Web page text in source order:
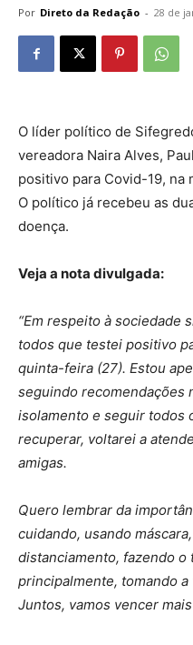
Por Direto da Redação - 28 de
O líder político de
vereadora Naira Alves,
positivo para Covid-19, na
O político já recebeu as
doença.
Veja a nota divulgada:
“Em respeito à sociedade
todos que testei positivo
quinta-feira (27). Estou
seguindo recomendações
isolamento e seguir todos
recuperar, voltarei a
amigas.
Quero lembrar da
cuidando, usando
distanciamento, fazendo
principalmente, tomando a
Juntos, vamos vencer